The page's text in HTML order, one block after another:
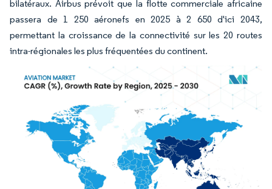
bilatéraux. Airbus prévoit que la flotte commerciale africaine
passera de 1 250 aéronefs en 2025 à 2 650 d'ici 2043,
permettant la croissance de la connectivité sur les 20 routes
intra-régionales les plus fréquentées du continent.